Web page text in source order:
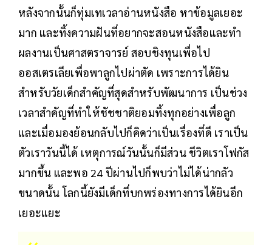
หลังจากนั้นก็ทุ่มเทเวลาอ่านหนังสือ หาข้อมูลเยอะ
มาก และทิ้งความฝันที่อยากจะสอนหนังสือและทำ
ผลงานเป็นศาสตราจารย์ สอบชิงทุนเพื่อไป
ออสเตรเลียเพื่อพาลูกไปผ่าตัด เพราะการได้ยิน
สำหรับวัยเด็กสำคัญที่สุดสำหรับพัฒนาการ เป็นช่วง
เวลาสำคัญที่ทำให้ชัชชาติยอมทิ้งทุกอย่างเพื่อลูก
และเมื่อมองย้อนกลับไปก็คิดว่าเป็นเรื่องที่ดี เราเป็น
ตัวเราวันนี้ได้ เหตุการณ์วันนั้นก็มีส่วน ชีวิตเราโฟกัส
มากขึ้น และพอ 24 ปีผ่านไปก็พบว่าไม่ได้น่ากลัว
ขนาดนั้น โลกนี้ยังมีเด็กที่บกพร่องทางการได้ยินอีก
เยอะแยะ